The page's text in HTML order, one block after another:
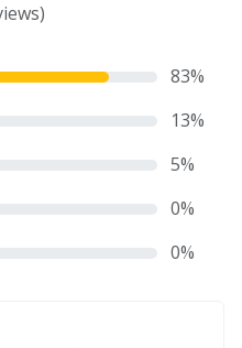
83%
13%
5%
0%
0%